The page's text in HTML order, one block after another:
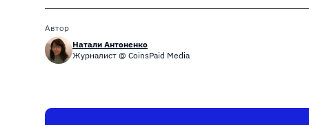
Автор
Натали Антоненко
Журналист @ CoinsPaid Media